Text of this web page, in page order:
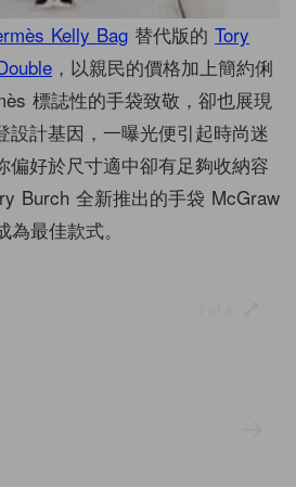
Kelly Bag 替代版的 Tory
，以親民的價格加上簡約俐
標誌性的手袋致敬，卻也展現
設計基因，一曝光便引起時尚迷
偏好於尺寸適中卻有足夠收納容
Burch 全新推出的手袋 McGraw
最佳款式。